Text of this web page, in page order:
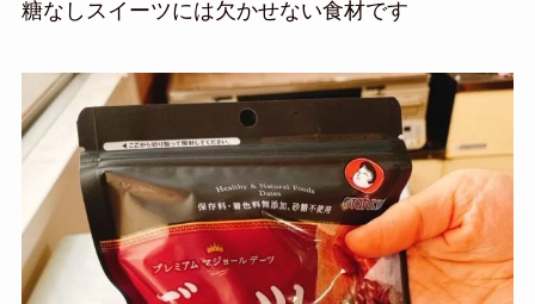
糖なしスイーツには欠かせない食材です